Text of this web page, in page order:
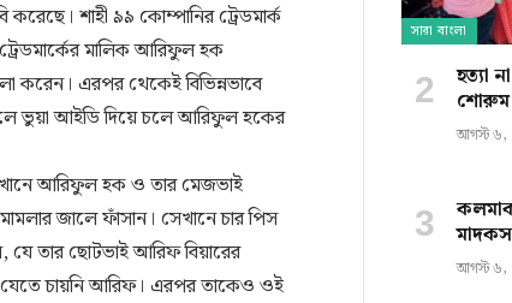
শাহী ৯৯ কোম্পানির ট্রেডমার্ক
মালিক আরিফুল হক
করেন। এরপর থেকেই বিভিন্নভাবে
ভুয়া আইডি দিয়ে চলে আরিফুল হকের
আরিফুল হক ও তার মেজভাই
জালে ফাঁসান। সেখানে চার পিস
যে তার ছোটভাই আরিফ বিয়ারের
চায়নি আরিফ। এরপর তাকেও ওই
সারা বাংলা
হত্যা
শোরুম
আগস্ট ৬,
আগস্ট ৬,